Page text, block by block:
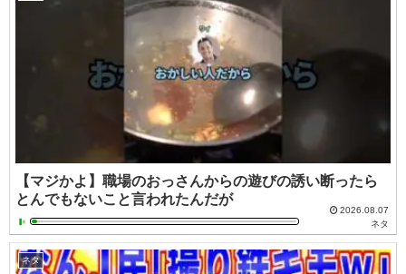
【マジかよ】職場のおっさんからの遊びの誘い断ったら
とんでもないこと言われたんだが
2026.08.07
ネタ
ネタ